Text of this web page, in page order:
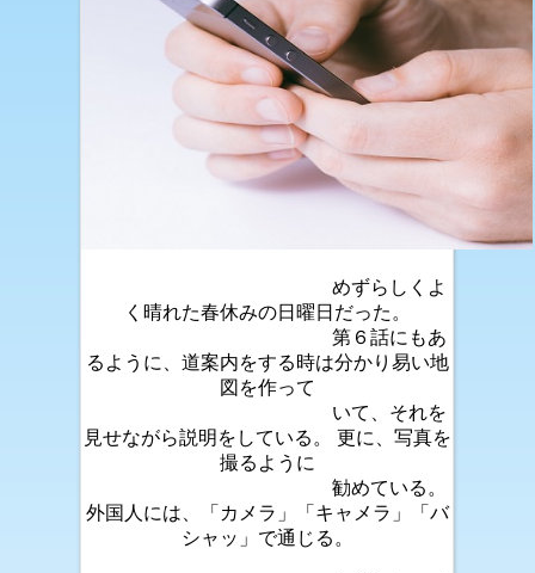
めずらしくよ
く晴れた春休みの日曜日だった。
第６話にもあ
るように、道案内をする時は分かり易い地
図を作って
いて、それを
見せながら説明をしている。 更に、写真を
撮るように
勧めている。
外国人には、「カメラ」「キャメラ」「バ
シャッ」で通じる。